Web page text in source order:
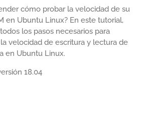
cómo probar la velocidad de su
en Ubuntu Linux? En este tutorial,
los pasos necesarios para
velocidad de escritura y lectura de
en Ubuntu Linux.
18.04